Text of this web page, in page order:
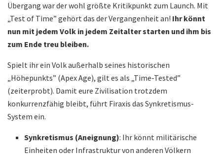
Übergang war der wohl größte Kritikpunkt zum Launch. Mit
„Test of Time” gehört das der Vergangenheit an! Ihr könnt
nun mit jedem Volk in jedem Zeitalter starten und ihm bis
zum Ende treu bleiben.
Spielt ihr ein Volk außerhalb seines historischen
„Höhepunkts” (Apex Age), gilt es als „Time-Tested”
(zeiterprobt). Damit eure Zivilisation trotzdem
konkurrenzfähig bleibt, führt Firaxis das Synkretismus-
System ein.
Synkretismus (Aneignung): Ihr könnt militärische
Einheiten oder Infrastruktur von anderen Völkern